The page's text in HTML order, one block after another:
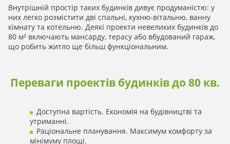
Внутрішній простір таких будинків дивує продуманістю: у
них легко розмістити дві спальні, кухню-вітальню, ванну
кімнату та котельню. Деякі проекти невеликих будинків до
80 м² включають мансарду, терасу або вбудований гараж,
що робить житло ще більш функціональним.
Переваги проектів будинків до 80 кв.
Доступна вартість. Економія на будівництві та
утриманні.
Раціональне планування. Максимум комфорту за
мінімуму площі.